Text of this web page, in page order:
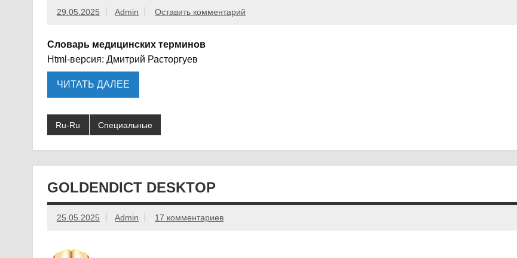
29.05.2025 Admin Оставить комментарий
Словарь медицинских терминов
Html-версия: Дмитрий Расторгуев
ЧИТАТЬ ДАЛЕЕ
Ru-Ru Специальные
GOLDENDICT DESKTOP
25.05.2025 Admin 17 комментариев